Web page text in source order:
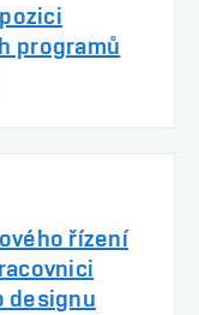
programů
řízení
designu